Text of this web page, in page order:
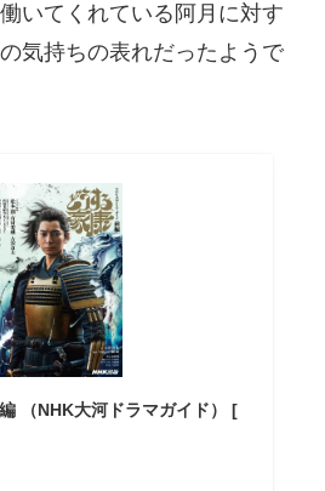
いてくれている阿月に対す
気持ちの表れだったようで
（NHK大河ドラマガイド） [